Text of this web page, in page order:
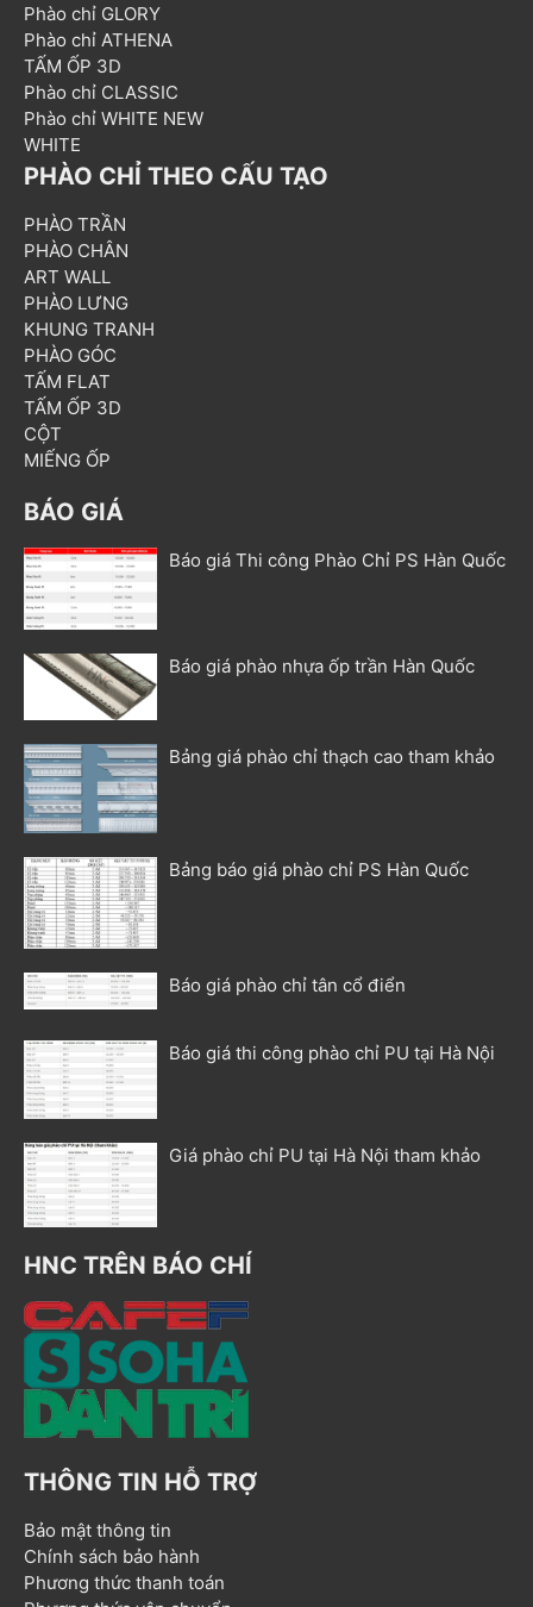
Phào chỉ GLORY
Phào chỉ ATHENA
TẤM ỐP 3D
Phào chỉ CLASSIC
Phào chỉ WHITE NEW
WHITE
PHÀO CHỈ THEO CẤU TẠO
PHÀO TRẦN
PHÀO CHÂN
ART WALL
PHÀO LƯNG
KHUNG TRANH
PHÀO GÓC
TẤM FLAT
TẤM ỐP 3D
CỘT
MIẾNG ỐP
BÁO GIÁ
Báo giá Thi công Phào Chỉ PS Hàn Quốc
Báo giá phào nhựa ốp trần Hàn Quốc
Bảng giá phào chỉ thạch cao tham khảo
Bảng báo giá phào chỉ PS Hàn Quốc
Báo giá phào chỉ tân cổ điển
Báo giá thi công phào chỉ PU tại Hà Nội
Giá phào chỉ PU tại Hà Nội tham khảo
HNC TRÊN BÁO CHÍ
THÔNG TIN HỖ TRỢ
Bảo mật thông tin
Chính sách bảo hành
Phương thức thanh toán